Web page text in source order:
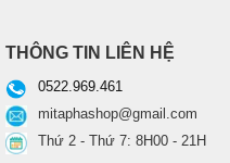
THÔNG TIN LIÊN HỆ
0522.969.461
mitaphashop@gmail.com
Thứ 2 - Thứ 7: 8H00 - 21H